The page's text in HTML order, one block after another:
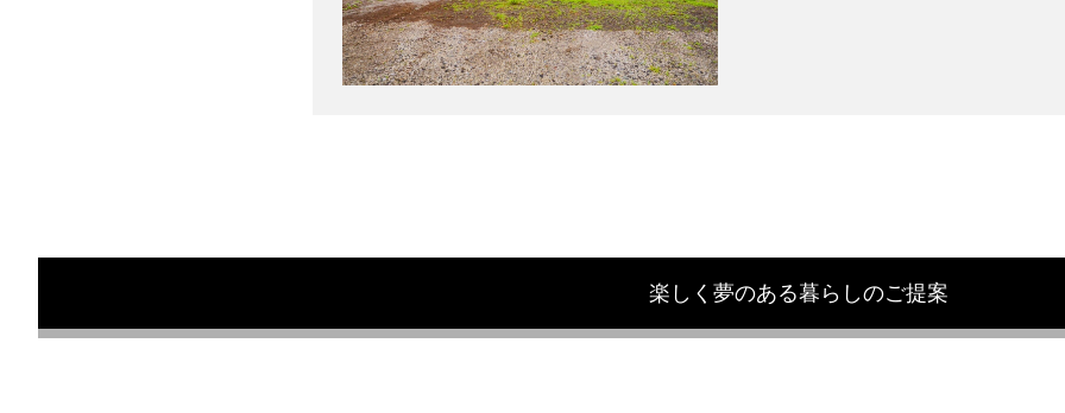
楽しく夢のある暮らしのご提案